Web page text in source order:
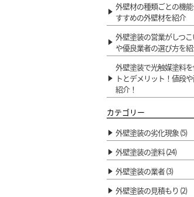
外壁材の種類ごとの機
すすめの外壁材を紹介
外壁塗装の営業がしつ
や優良業者の選び方を
外壁塗装で光触媒塗料
トとデメリット！値段
紹介！
カテゴリー
外壁塗装の劣化現象 (5)
外壁塗装の塗料 (24)
外壁塗装の業者 (3)
外壁塗装の見積もり (2)